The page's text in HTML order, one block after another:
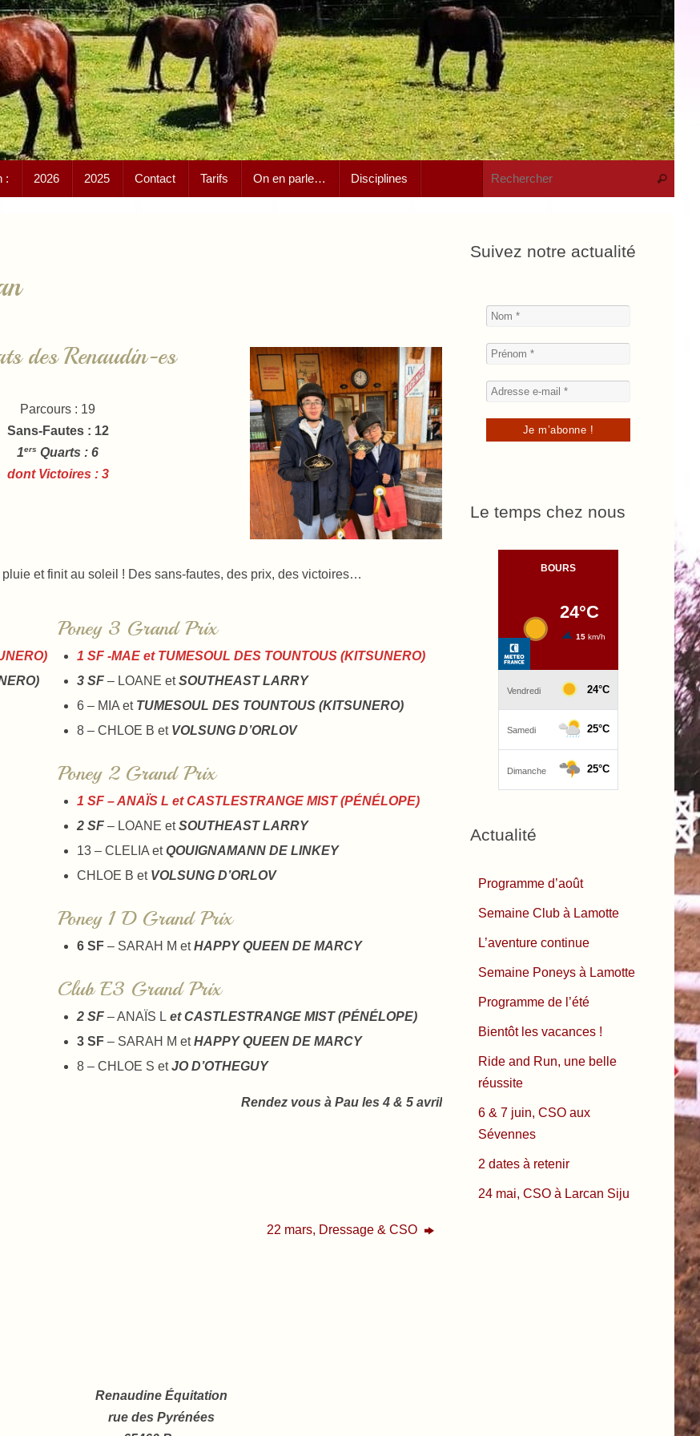
: 2026 2025 Contact Tarifs On en parle… Disciplines
des Renaudin-es
Parcours : 19
Sans-Fautes : 12
1ers Quarts : 6
dont Victoires : 3
et finit au soleil ! Des sans-fautes, des prix, des victoires…
Poney 3 Grand Prix
1 SF -MAE et TUMESOUL DES TOUNTOUS (KITSUNERO)
3 SF – LOANE etSOUTHEAST LARRY
6 – MIA et TUMESOUL DES TOUNTOUS (KITSUNERO)
8 – CHLOE B et VOLSUNG D’ORLOV
Poney 2 Grand Prix
1 SF – ANAÏS L et CASTLESTRANGE MIST (PÉNÉLOPE)
2 SF – LOANE etSOUTHEAST LARRY
13 – CLELIA etQOUIGNAMANN DE LINKEY
CHLOE B et VOLSUNG D’ORLOV
Poney 1 D Grand Prix
6 SF – SARAH M etHAPPY QUEEN DE MARCY
Club E3 Grand Prix
2 SF – ANAÏS L et CASTLESTRANGE MIST (PÉNÉLOPE)
3 SF – SARAH M etHAPPY QUEEN DE MARCY
8 – CHLOE S etJO D’OTHEGUY
Rendez vous à Pau les 4 & 5 avril
22 mars, Dressage & CSO
Suivez notre actualité
Le temps chez nous
Actualité
Programme d’août
Semaine Club à Lamotte
L’aventure continue
Semaine Poneys à Lamotte
Programme de l’été
Bientôt les vacances !
Ride and Run, une belle
réussite
6 & 7 juin, CSO aux
Sévennes
2 dates à retenir
24 mai, CSO à Larcan Siju
Renaudine Équitation
rue des Pyrénées